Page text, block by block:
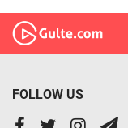
FOLLOW US